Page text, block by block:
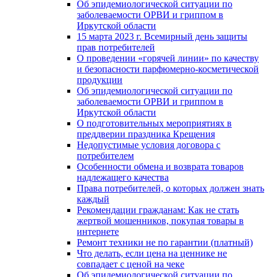
Об эпидемиологической ситуации по
заболеваемости ОРВИ и гриппом в
Иркутской области
15 марта 2023 г. Всемирный день защиты
прав потребителей
О проведении «горячей линии» по качеству
и безопасности парфюмерно-косметической
продукции
Об эпидемиологической ситуации по
заболеваемости ОРВИ и гриппом в
Иркутской области
О подготовительных мероприятиях в
преддверии праздника Крещения
Недопустимые условия договора с
потребителем
Особенности обмена и возврата товаров
надлежащего качества
Права потребителей, о которых должен знать
каждый
Рекомендации гражданам: Как не стать
жертвой мошенников, покупая товары в
интернете
Ремонт техники не по гарантии (платный)
Что делать, если цена на ценнике не
совпадает с ценой на чеке
Об эпидемиологической ситуации по